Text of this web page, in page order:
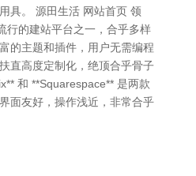
具。 源田生活 网站首页 领
行的建站平台之一，合乎多样
的主题和插件，用户无需编程
直高度定制化，绝顶合乎骨子
和 **Squarespace** 是两款
面友好，操作浅近，非常合乎